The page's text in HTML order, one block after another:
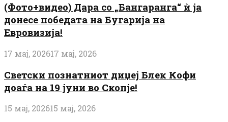
(Фото+видео) Дара со „Бангаранга“ ѝ ја
донесе победата на Бугарија на
Евровизија!
17 мај, 202617 мај, 2026
Светски познатниот диџеј Блек Кофи
доаѓа на 19 јуни во Скопје!
15 мај, 202615 мај, 2026